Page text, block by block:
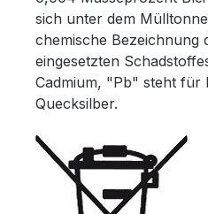
sich unter dem
chemische Bezeichnung
eingesetzten
Cadmium, "Pb" steht
Quecksilber.